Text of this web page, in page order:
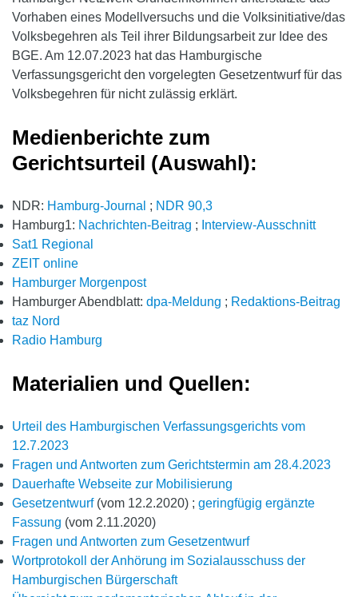
Vorhaben eines Modellversuchs und die Volksinitiative/das
Volksbegehren als Teil ihrer Bildungsarbeit zur Idee des
BGE. Am 12.07.2023 hat das Hamburgische
Verfassungsgericht den vorgelegten Gesetzentwurf für das
Volksbegehren für nicht zulässig erklärt.
Medienberichte zum
Gerichtsurteil (Auswahl):
NDR: Hamburg-Journal ; NDR 90,3
Hamburg1: Nachrichten-Beitrag ; Interview-Ausschnitt
Sat1 Regional
ZEIT online
Hamburger Morgenpost
Hamburger Abendblatt: dpa-Meldung ; Redaktions-Beitrag
taz Nord
Radio Hamburg
Materialien und Quellen:
Urteil des Hamburgischen Verfassungsgerichts vom
12.7.2023
Fragen und Antworten zum Gerichtstermin am 28.4.2023
Dauerhafte Webseite zur Mobilisierung
Gesetzentwurf(vom 12.2.2020) ; geringfügig ergänzte
Fassung (vom 2.11.2020)
Fragen und Antworten zum Gesetzentwurf
Wortprotokoll der Anhörung im Sozialausschuss der
Hamburgischen Bürgerschaft